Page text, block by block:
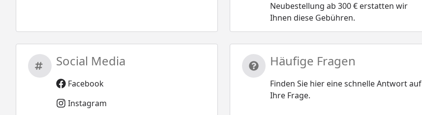
Neubestellung ab 300 € erstatten wir
Ihnen diese Gebühren.
Social Media
Facebook
Instagram
Häufige Fragen
Finden Sie hier eine schnelle Antwort auf
Ihre Frage.